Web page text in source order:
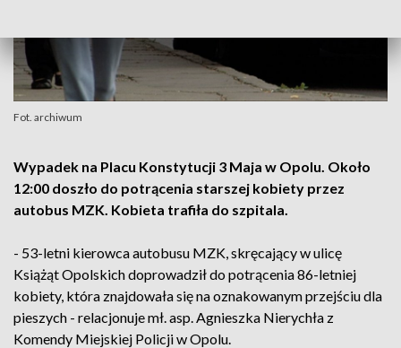
Fot. archiwum
Wypadek na Placu Konstytucji 3 Maja w Opolu. Około
12:00 doszło do potrącenia starszej kobiety przez
autobus MZK. Kobieta trafiła do szpitala.
- 53-letni kierowca autobusu MZK, skręcający w ulicę
Książąt Opolskich doprowadził do potrącenia 86-letniej
kobiety, która znajdowała się na oznakowanym przejściu dla
pieszych - relacjonuje mł. asp. Agnieszka Nierychła z
Komendy Miejskiej Policji w Opolu.